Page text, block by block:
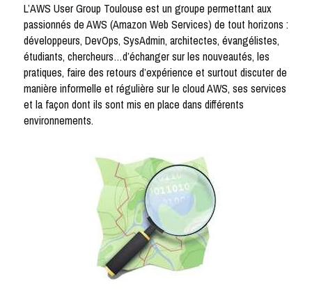
L’AWS User Group Toulouse est un groupe permettant aux
passionnés de AWS (Amazon Web Services) de tout horizons :
développeurs, DevOps, SysAdmin, architectes, évangélistes,
étudiants, chercheurs…d’échanger sur les nouveautés, les
pratiques, faire des retours d’expérience et surtout discuter de
manière informelle et régulière sur le cloud AWS, ses services
et la façon dont ils sont mis en place dans différents
environnements.